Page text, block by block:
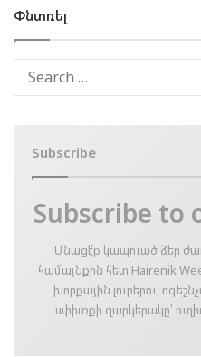
Փնտռել
Subscribe
Subscribe to
Մնացէ՛ք կապուած ձեր
համայնքին հետ Hairenik
խորքային լուրերու,
սփիւռքի զարկերակը՝